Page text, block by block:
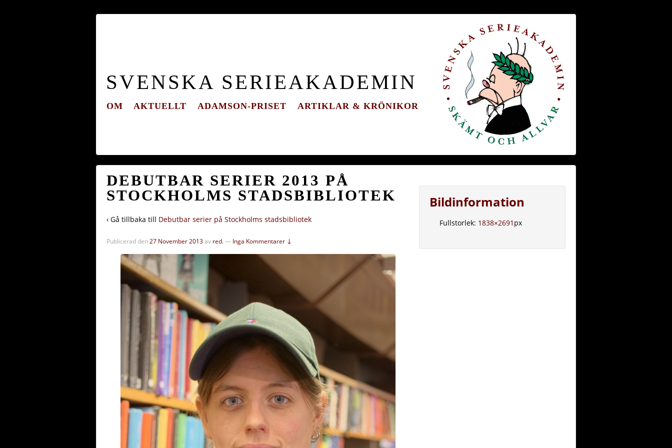
SVENSKA SERIEAKADEMIN
OM AKTUELLT ADAMSON-PRISET ARTIKLAR & KRÖNIKOR
DEBUTBAR SERIER 2013 PÅ
STOCKHOLMS STADSBIBLIOTEK
‹ Gå tillbaka till Debutbar serier på Stockholms stadsbibliotek
Publicerad den27 November 2013av red.— Inga Kommentarer ↓
Bildinformation
Fullstorlek: 1838×2691 px